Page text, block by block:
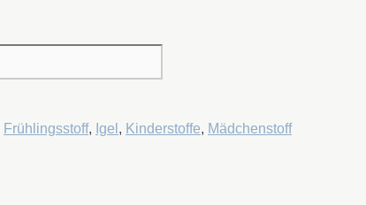
Frühlingsstoff, Igel , Kinderstoffe, Mädchenstoff